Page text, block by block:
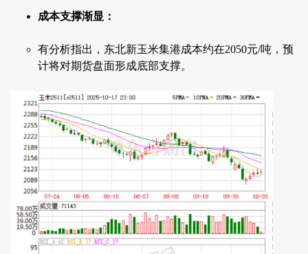
成本支撑渐显：
有分析指出，东北新玉米集港成本约在2050元/吨，预
计将对期货盘面形成底部支撑。